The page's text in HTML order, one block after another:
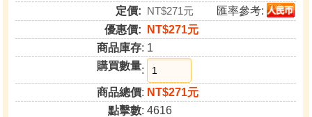
定價: NT$271元
匯率參考:
優惠價:
NT$271元
商品庫存: 1
購買數量:
商品總價: NT$271元
點擊數: 4616